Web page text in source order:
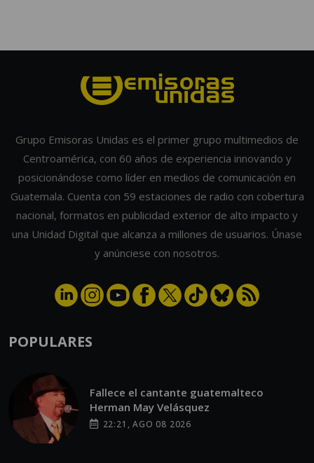
Grupo Emisoras Unidas es el primer grupo multimedios de
Centroamérica, con 60 años de experiencia innovando y
posicionándose como líder en medios de comunicación en
Guatemala. Cuenta con 59 estaciones de radio con cobertura
nacional, formatos en publicidad exterior de alto impacto y
una Unidad Digital que alcanza a millones de usuarios. Únase
y anúnciese con nosotros.
POPULARES
Fallece el cantante guatemalteco
Herman May Velásquez
22:21, AGO 08 2026